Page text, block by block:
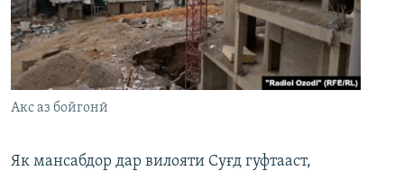
Акс аз бойгонӣ
Як мансабдор дар вилояти Суғд гуфтааст,